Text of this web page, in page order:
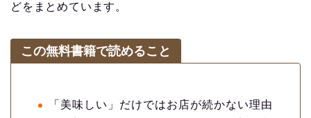
どをまとめています。
この無料書籍で読めること
「美味しい」だけではお店が続かない理由